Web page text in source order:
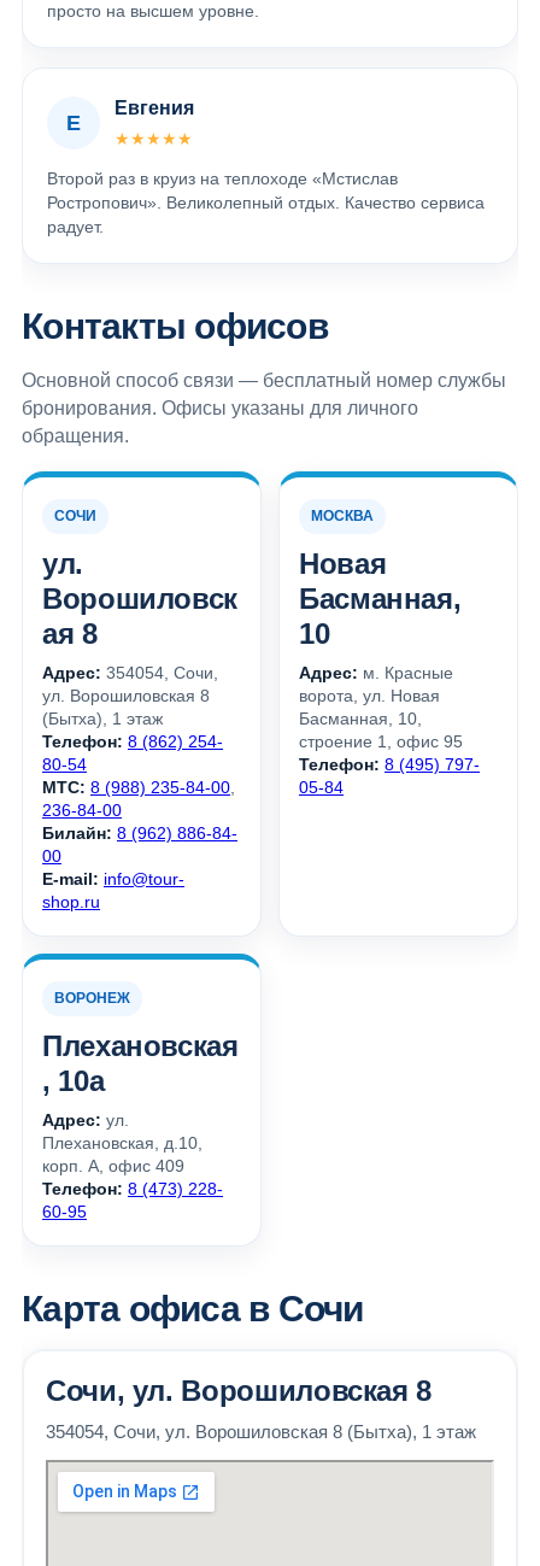
просто на высшем уровне.
Е
Евгения
★★★★★
Второй раз в круиз на теплоходе «Мстислав
Ростропович». Великолепный отдых. Качество сервиса
радует.
Контакты офисов
Основной способ связи — бесплатный номер службы
бронирования. Офисы указаны для личного
обращения.
СОЧИ
ул.
Ворошиловск
ая 8
Адрес: 354054, Сочи,
ул. Ворошиловская 8
(Бытха), 1 этаж
Телефон: 8 (862) 254-
80-54
МТС: 8 (988) 235-84-00
236-84-00
Билайн: 8 (962) 886-84-
00
E-mail: info@tour-
shop.ru
МОСКВА
Новая
Басманная,
10
Адрес: м. Красные
ворота, ул. Новая
Басманная, 10,
строение 1, офис 95
Телефон: 8 (495) 797-
05-84
ВОРОНЕЖ
Плехановская
, 10а
Адрес: ул.
Плехановская, д.10,
корп. А, офис 409
Телефон: 8 (473) 228-
60-95
Карта офиса в Сочи
Сочи, ул. Ворошиловская 8
354054, Сочи, ул. Ворошиловская 8 (Бытха), 1 этаж